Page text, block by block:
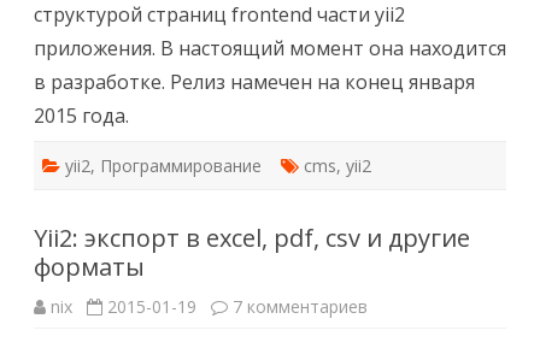
структурой страниц frontend части yii2
приложения. В настоящий момент она находится
в разработке. Релиз намечен на конец января
2015 года.
yii2, Программирование cms, yii2
Yii2: экспорт в excel, pdf, csv и другие
форматы
nix 2015-01-19 7 комментариев